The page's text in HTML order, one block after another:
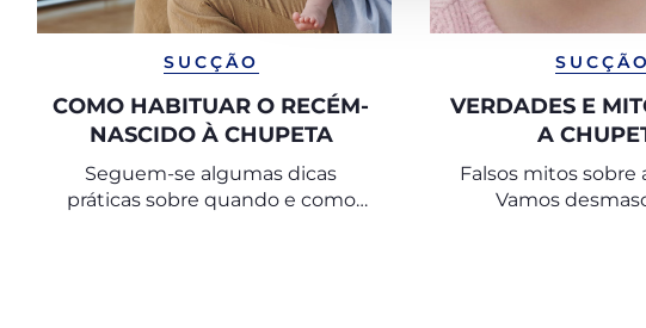
SUCÇÃO
COMO HABITUAR O RECÉM-
NASCIDO À CHUPETA
Seguem-se algumas dicas
práticas sobre quando e como
SUCÇÃO
VERDADES E
A
Falsos mitos sobre
Vamos